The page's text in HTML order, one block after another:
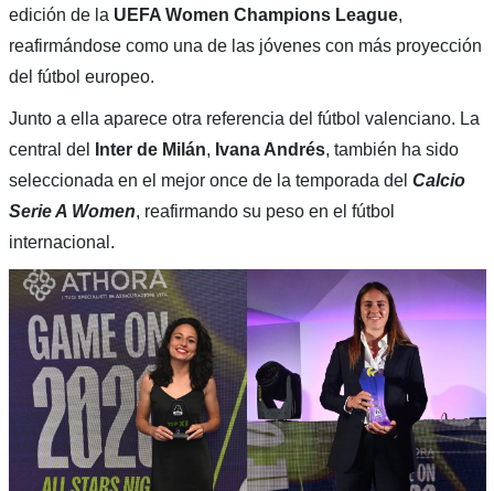
edición de la UEFA Women Champions League,
reafirmándose como una de las jóvenes con más proyección
del fútbol europeo.
Junto a ella aparece otra referencia del fútbol valenciano. La
central del
Inter de Milán, Ivana Andrés, también ha sido
seleccionada en el mejor once de la temporada del Calcio
Serie A Women, reafirmando su peso en el fútbol
internacional.